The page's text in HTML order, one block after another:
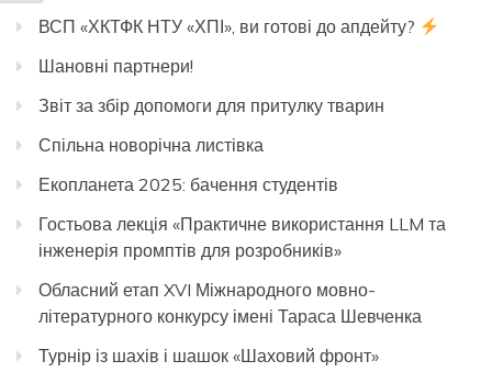
ВСП «ХКТФК НТУ «ХПІ», ви готові до апдейту?
Шановні партнери!
Звіт за збір допомоги для притулку тварин
Спільна новорічна листівка
Екопланета 2025: бачення студентів
Гостьова лекція «Практичне використання LLM та
інженерія промптів для розробників»
Обласний етап XVI Міжнародного мовно-
літературного конкурсу імені Тараса Шевченка
Турнір із шахів і шашок «Шаховий фронт»